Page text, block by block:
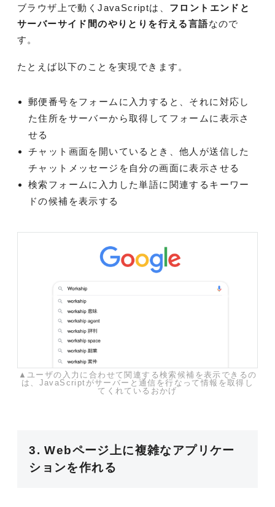
ブラウザ上で動くJavaScriptは、 フロントエンドと
サーバーサイド間のやりとりを行える言語なので
す。
たとえば以下のことを実現できます。
郵便番号をフォームに入力すると、それに対応し
た住所をサーバーから取得してフォームに表示さ
せる
チャット画面を開いているとき、他人が送信した
チャットメッセージを自分の画面に表示させる
検索フォームに入力した単語に関連するキーワー
ドの候補を表示する
▲ユーザの入力に合わせて関連する検索候補を表示できるの
は、JavaScriptがサーバーと通信を行なって情報を取得し
てくれているおかげ
3. Webページ上に複雑なアプリケー
ションを作れる